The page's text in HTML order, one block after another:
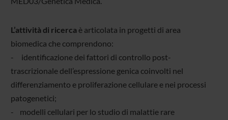
L’attività di ricercaè articolata in progetti di area
biomedica che comprendono:
- identificazione dei fattori di controllo post-
trascrizionale dell’espressione genica coinvolti nel
differenziamento e proliferazione cellulare e nei processi
patogenetici;
- modelli cellulari per lo studio di malattie rare